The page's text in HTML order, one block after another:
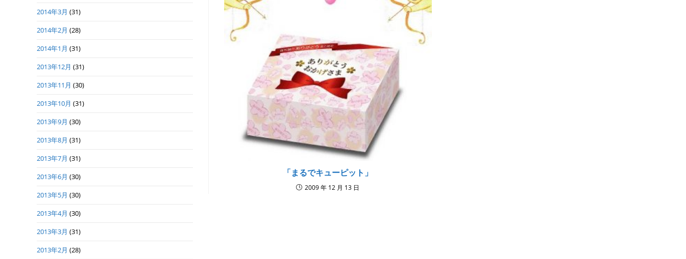
「まるでキューピット」
2009 年 12 月 13 日
2014年3月 (31)
2014年2月 (28)
2014年1月 (31)
2013年12月 (31)
2013年11月 (30)
2013年10月 (31)
2013年9月 (30)
2013年8月 (31)
2013年7月 (31)
2013年6月 (30)
2013年5月 (30)
2013年4月 (30)
2013年3月 (31)
2013年2月 (28)